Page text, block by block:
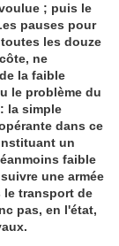
; puis le
pauses pour
les douze
ne
la faible
le problème du
la simple
dans ce
un
faible
une armée
le transport de
pas, en l'état,